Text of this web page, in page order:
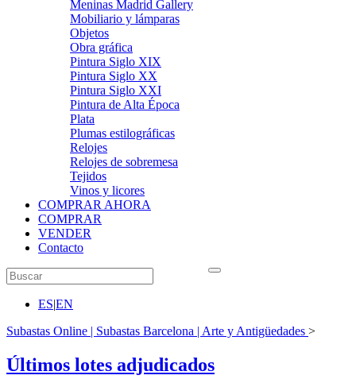
Meninas Madrid Gallery
Mobiliario y lámparas
Objetos
Obra gráfica
Pintura Siglo XIX
Pintura Siglo XX
Pintura Siglo XXI
Pintura de Alta Época
Plata
Plumas estilográficas
Relojes
Relojes de sobremesa
Tejidos
Vinos y licores
COMPRAR AHORA
COMPRAR
VENDER
Contacto
ES|EN
Subastas Online | Subastas Barcelona | Arte y Antigüedades >
Últimos lotes adjudicados